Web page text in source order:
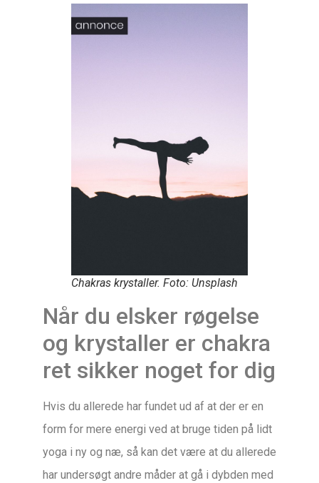
Chakras krystaller. Foto: Unsplash
Når du elsker røgelse
og krystaller er chakra
ret sikker noget for dig
Hvis du allerede har fundet ud af at der er en
form for mere energi ved at bruge tiden på lidt
yoga i ny og næ, så kan det være at du allerede
har undersøgt andre måder at gå i dybden med